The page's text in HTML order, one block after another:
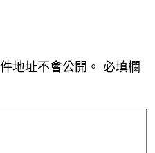
地址不會公開。 必填欄